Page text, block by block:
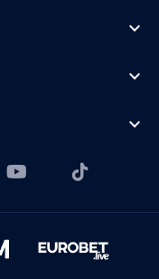
expand_more
expand_more
expand_more